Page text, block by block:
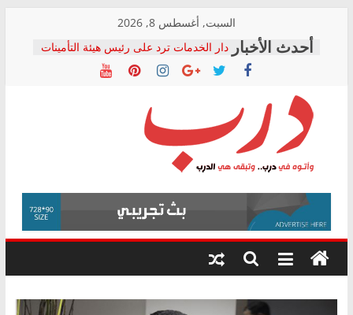
content
السبت, أغسطس 8, 2026
دار الخدمات ترد على رئيس هيئة التأمينات
بعد مؤتمره الصحفي: إنكار الأزمة لا ينهي
معاناة أصحاب المعاشات.. ونطالب بكشف
فرحات سليمان يكتب: القطاع الصحي إلى
أين؟
حزب التحالف الشعبي يطلق لجنة “الحق
في الصحة” بالإسكندرية لرصد الانتهاكات
ودعم المرضى
الوزاري لمدينة الصحفيين.. وانتهاء أعمال
إنشاء المبنى الإداري
المجلس القومي لحقوق الإنسان يعلن
متابعة قضية الدكتور محمد زهران.. ويؤكد:
قرينة البراءة وضمانات المحاكمة العادلة
درب
وأتوه
درب..
وتبقى
هي